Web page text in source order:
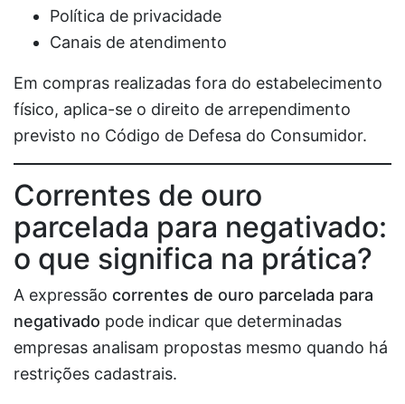
Política de privacidade
Canais de atendimento
Em compras realizadas fora do estabelecimento
físico, aplica-se o direito de arrependimento
previsto no Código de Defesa do Consumidor.
Correntes de ouro
parcelada para negativado:
o que significa na prática?
A expressão correntes de ouro parcelada para
negativado pode indicar que determinadas
empresas analisam propostas mesmo quando há
restrições cadastrais.